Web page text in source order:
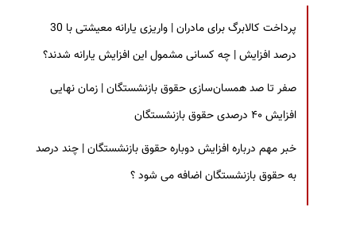
پرداخت کالابرگ برای مادران | واریزی یارانه معیشتی با 30
درصد افزایش | چه کسانی مشمول این افزایش یارانه شدند؟
صفر تا صد همسان‌سازی حقوق بازنشستگان | زمان نهایی
افزایش ۴۰ درصدی حقوق بازنشستگان
خبر مهم درباره افزایش دوباره حقوق بازنشستگان | چند درصد
به حقوق بازنشستگان اضافه می شود ؟